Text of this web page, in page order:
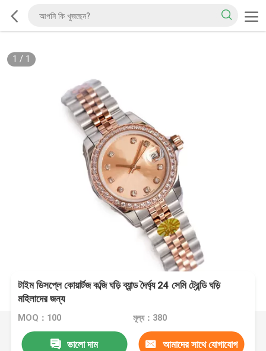
1 / 1
টাইম ডিসপ্লে কোয়ার্টজ কব্জি ঘড়ি ব্যান্ড দৈর্ঘ্য 24 সেমি ট্রেন্ডি ঘড়ি
মহিলাদের জন্য
MOQ：100 মূল্য：380
ভালো দাম আমাদের সাথে যোগাযোগ